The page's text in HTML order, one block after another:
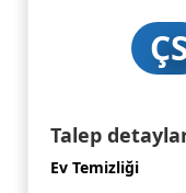
Talep
Ev Temizliği